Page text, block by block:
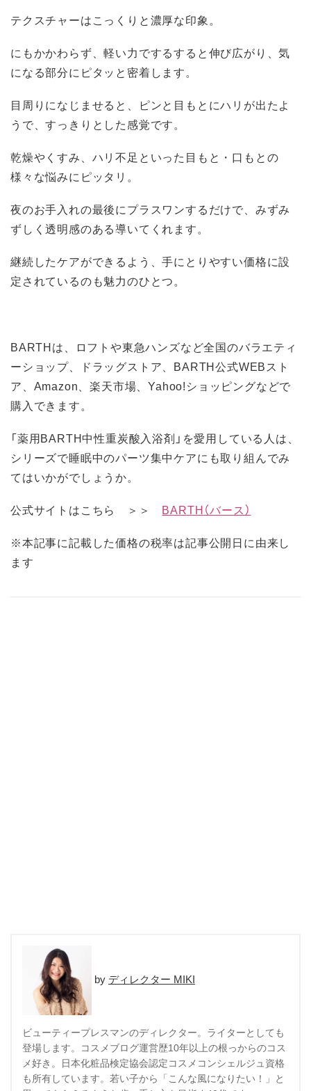
テクスチャーはこっくりと濃厚な印象。
にもかかわらず、軽い力でするすると伸び広がり、気
になる部分にピタッと密着します。
目周りになじませると、ピンと目もとにハリが出たよ
うで、すっきりとした感覚です。
乾燥やくすみ、ハリ不足といった目もと・口もとの
様々な悩みにピッタリ。
夜のお手入れの最後にプラスワンするだけで、みずみ
ずしく透明感のある導いてくれます。
継続したケアができるよう、手にとりやすい価格に設
定されているのも魅力のひとつ。
BARTHは、ロフトや東急ハンズなど全国のバラエティ
ーショップ、ドラッグストア、BARTH公式WEBスト
ア、Amazon、楽天市場、Yahoo!ショッピングなどで
購入できます。
「薬用BARTH中性重炭酸入浴剤」を愛用している人は、
シリーズで睡眠中のパーツ集中ケアにも取り組んでみ
てはいかがでしょうか。
公式サイトはこちら ＞＞ BARTH（バース）
※本記事に記載した価格の税率は記事公開日に由来し
ます
ディレクター MIKI
ビューティープレスマンのディレクター。ライターとしても
登場します。コスメブログ運営歴10年以上の根っからのコス
メ好き。日本化粧品検定協会認定コスメコンシェルジュ資格
も所有しています。若い子から「こんな風になりたい！」と